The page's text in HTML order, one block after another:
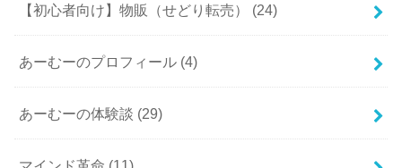
【初心者向け】物販（せどり転売） (24)
あーむーのプロフィール (4)
あーむーの体験談 (29)